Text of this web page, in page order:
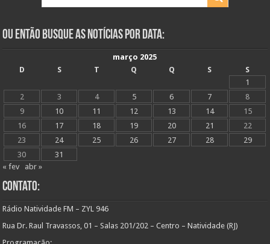
Ou Então Busque as Notícias Por Data:
março 2025
D
S T Q Q S
S
1
2
3 4 5 6 7
8
9
10 11 12 13 14
15
16
17 18 19 20 21
22
23
24 25 26 27 28
29
30
31
« fev
abr »
Contato:
Rádio Natividade FM – ZYL 946
Rua Dr. Raul Travassos, 01 – Salas 201/202 – Centro – Natividade (RJ)